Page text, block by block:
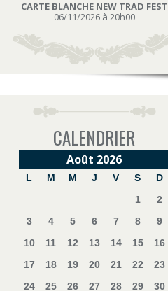
CARTE BLANCHE NEW TRAD FEST
06/11/2026 à 20h00
CALENDRIER
Août 2026
L M M J V S
D
1
2
3
4 5 6 7 8
9
10
11 12 13 14 15
16
17
18 19 20 21 22
23
24
25 26 27 28 29
30